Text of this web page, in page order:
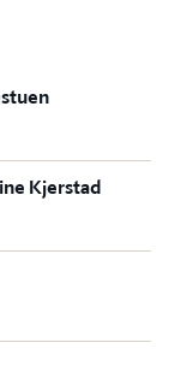
Kjerstad